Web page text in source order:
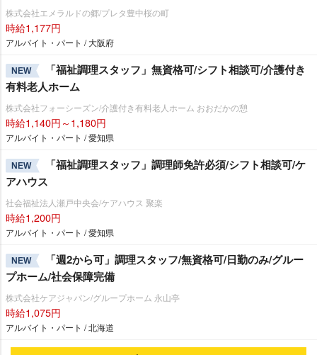
株式会社エメラルドの郷/プレタ豊中桜の町
時給1,177円
アルバイト・パート / 大阪府
NEW
「福祉調理スタッフ」無資格可/シフト相談可/介護付き
有料老人ホーム
株式会社フォーシーズン/介護付き有料老人ホーム おおだかの憩
時給1,140円～1,180円
アルバイト・パート / 愛知県
NEW
「福祉調理スタッフ」調理師免許必須/シフト相談可/ケ
アハウス
社会福祉法人瀬戸中央会/ケアハウス 聚楽
時給1,200円
アルバイト・パート / 愛知県
NEW
「週2から可」調理スタッフ/無資格可/日勤のみ/グルー
プホーム/社会保障完備
株式会社ケアジャパン/グループホーム 永山亭
時給1,075円
アルバイト・パート / 北海道